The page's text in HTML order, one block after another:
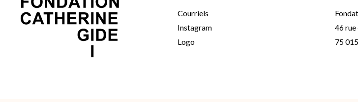
Courriels
Instagram
Logo
46 rue
75